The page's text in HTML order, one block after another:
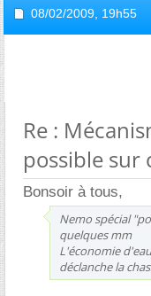
08/02/2009, 19h55
Re :
possible sur
Bonsoir à tous,
Nemo spécial
quelques mm
L'économie
déclanche la